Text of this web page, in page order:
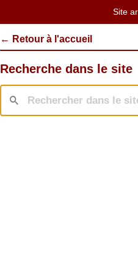
Site
← Retour à l'accueil
Recherche dans le site